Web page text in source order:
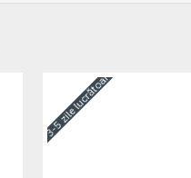
3-5 zile lucrătoare